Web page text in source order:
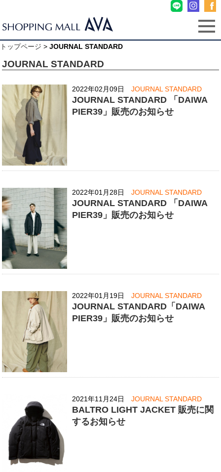
トップページ > JOURNAL STANDARD
JOURNAL STANDARD
2022年02月09日 JOURNAL STANDARD
JOURNAL STANDARD 「DAIWA
PIER39」販売のお知らせ
2022年01月28日 JOURNAL STANDARD
JOURNAL STANDARD 「DAIWA
PIER39」販売のお知らせ
2022年01月19日 JOURNAL STANDARD
JOURNAL STANDARD「DAIWA
PIER39」販売のお知らせ
2021年11月24日 JOURNAL STANDARD
BALTRO LIGHT JACKET 販売に関
するお知らせ